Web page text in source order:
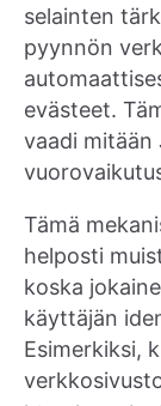
selainten
pyynnön
evästeet.
vaadi
Tämä
helposti
koska
käyttäjän
Esimerkiksi,